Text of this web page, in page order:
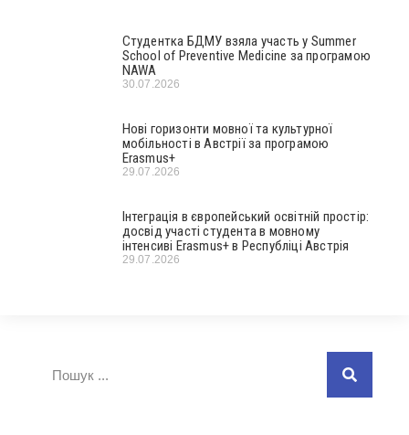
Студентка БДМУ взяла участь у Summer
School of Preventive Medicine за програмою
NAWA
30.07.2026
Нові горизонти мовної та культурної
мобільності в Австрії за програмою
Erasmus+
29.07.2026
Інтеграція в європейський освітній простір:
досвід участі студента в мовному
інтенсиві Erasmus+ в Республіці Австрія
29.07.2026